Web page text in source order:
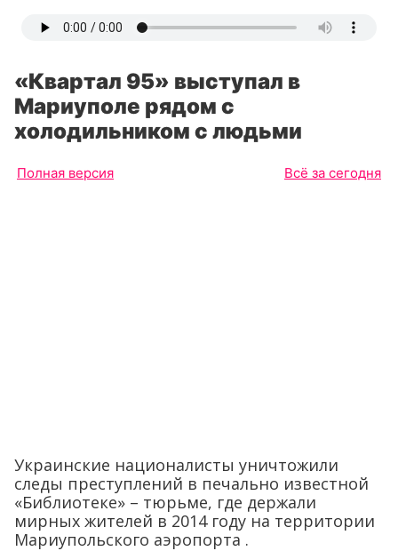
«Квартал 95» выступал в
Мариуполе рядом с
холодильником с людьми
Полная версия Всё за сегодня
Украинские националисты уничтожили
следы преступлений в печально известной
«Библиотеке» – тюрьме, где держали
мирных жителей в 2014 году на территории
Мариупольского аэропорта .